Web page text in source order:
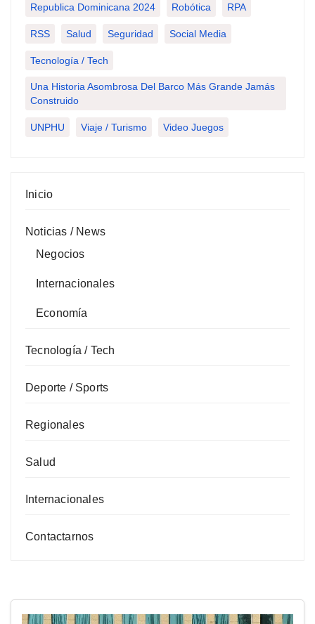
Republica Dominicana 2024 Robótica RPA
RSS Salud Seguridad Social Media
Tecnología / Tech
Una Historia Asombrosa Del Barco Más Grande Jamás
Construido
UNPHU Viaje / Turismo Video Juegos
Inicio
Noticias / News
Negocios
Internacionales
Economía
Tecnología / Tech
Deporte / Sports
Regionales
Salud
Internacionales
Contactarnos